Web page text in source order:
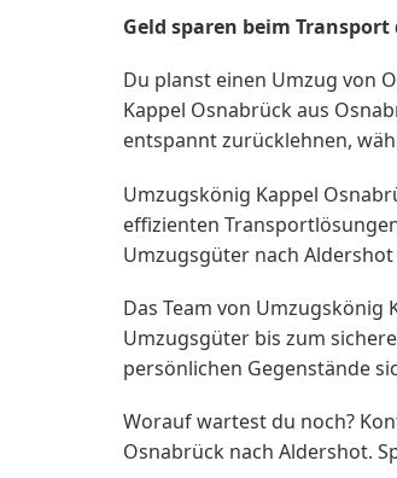
Geld sparen beim
Du planst einen Umzug von
Kappel Osnabrück aus
entspannt zurücklehnen,
Umzugskönig Kappel
effizienten
Umzugsgüter nach
Das Team von
Umzugsgüter bis zum
persönlichen Gegenstände
Worauf wartest du noch?
Osnabrück nach Aldershot.